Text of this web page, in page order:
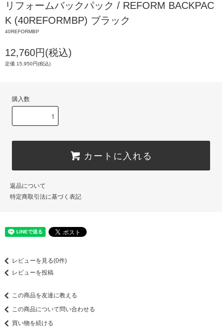
リフォームバックパック / REFORM BACKPAC
K (40REFORMBP) ブラック
40REFORMBP
12,760円(税込)
定価 15,950円(税込)
購入数
カートに入れる
返品について
特定商取引法に基づく表記
レビューを見る(0件)
レビューを投稿
この商品を友達に教える
この商品について問い合わせる
買い物を続ける